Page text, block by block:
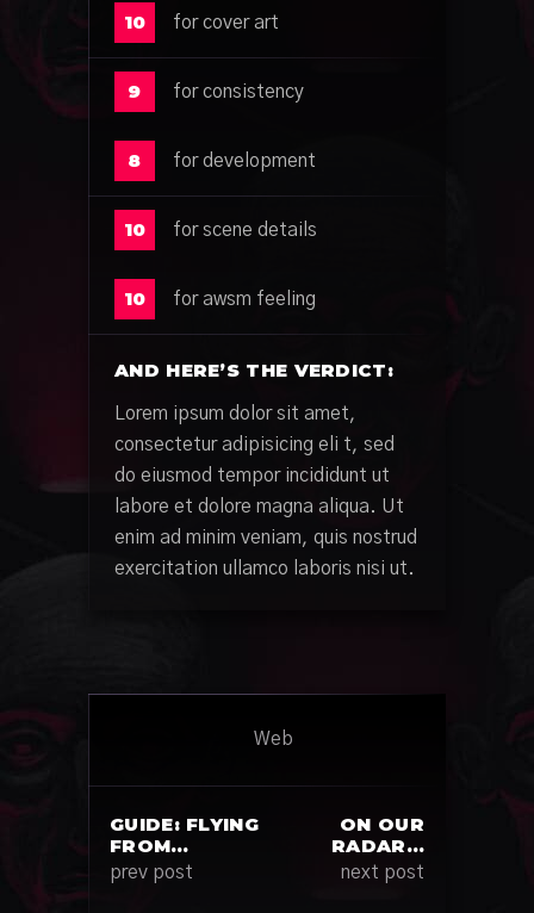
10 for cover art
9 for consistency
8 for development
10 for scene details
10 for awsm feeling
AND HERE’S THE VERDICT:
Lorem ipsum dolor sit amet,
consectetur adipisicing eli t, sed
do eiusmod tempor incididunt ut
labore et dolore magna aliqua. Ut
enim ad minim veniam, quis nostrud
exercitation ullamco laboris nisi ut.
Web
GUIDE: FLYING
FROM…
prev post
ON OUR
RADAR…
next post